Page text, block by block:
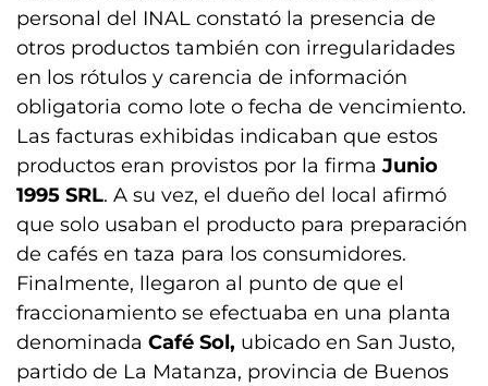
personal del INAL constató la presencia de
otros productos también con irregularidades
en los rótulos y carencia de información
obligatoria como lote o fecha de vencimiento.
Las facturas exhibidas indicaban que estos
productos eran provistos por la firma Junio
1995 SRL. A su vez, el dueño del local afirmó
que solo usaban el producto para preparación
de cafés en taza para los consumidores.
Finalmente, llegaron al punto de que el
fraccionamiento se efectuaba en una planta
denominada Café Sol, ubicado en San Justo,
partido de La Matanza, provincia de Buenos